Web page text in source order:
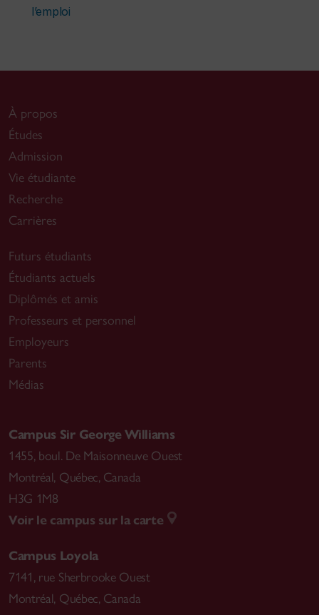
l’emploi
À propos
Études
Admission
Vie étudiante
Recherche
Carrières
Futurs étudiants
Étudiants actuels
Diplômés et amis
Professeurs et personnel
Employeurs
Parents
Médias
Campus Sir George Williams
1455, boul. De Maisonneuve Ouest
Montréal, Québec, Canada
H3G 1M8
Voir le campus sur la carte
Campus Loyola
7141, rue Sherbrooke Ouest
Montréal, Québec, Canada